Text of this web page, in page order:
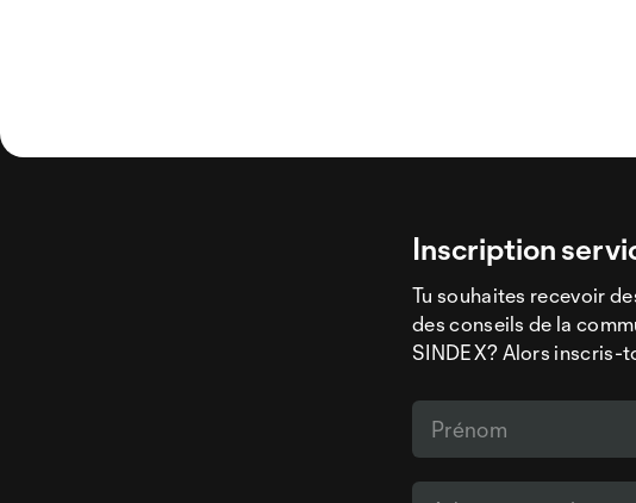
Inscription
Tu souhaites recevoir
des conseils de la
SINDEX? Alors inscris-